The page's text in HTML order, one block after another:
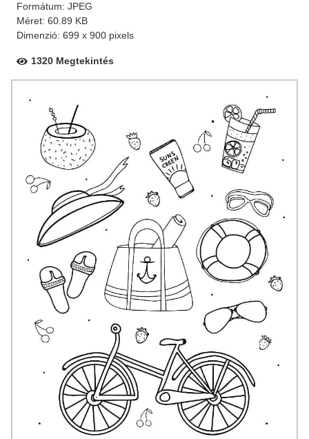
Formátum: JPEG
Méret: 60.89 KB
Dimenzió: 699 x 900 pixels
1320 Megtekintés